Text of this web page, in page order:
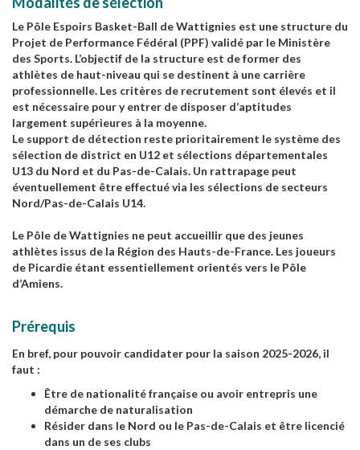
Le Pôle Espoirs Basket-Ball de Wattignies est une structure du
Projet de Performance Fédéral (PPF) validé par le Ministère
des Sports. L’objectif de la structure est de former des
athlètes de haut-niveau qui se destinent à une carrière
professionnelle. Les critères de recrutement sont élevés et il
est nécessaire pour y entrer de disposer d’aptitudes
largement supérieures à la moyenne.
Le support de détection reste prioritairement le système des
sélection de district en U12 et sélections départementales
U13 du Nord et du Pas-de-Calais. Un rattrapage peut
éventuellement être effectué via les sélections de secteurs
Nord/Pas-de-Calais U14.
Le Pôle de Wattignies ne peut accueillir que des jeunes
athlètes issus de la Région des Hauts-de-France. Les joueurs
de Picardie étant essentiellement orientés vers le Pôle
d’Amiens.
Prérequis
En bref, pour pouvoir candidater pour la saison 2025-2026, il
faut :
Être de nationalité française ou avoir entrepris une
démarche de naturalisation
Résider dans le Nord ou le Pas-de-Calais et être licencié
dans un de ses clubs